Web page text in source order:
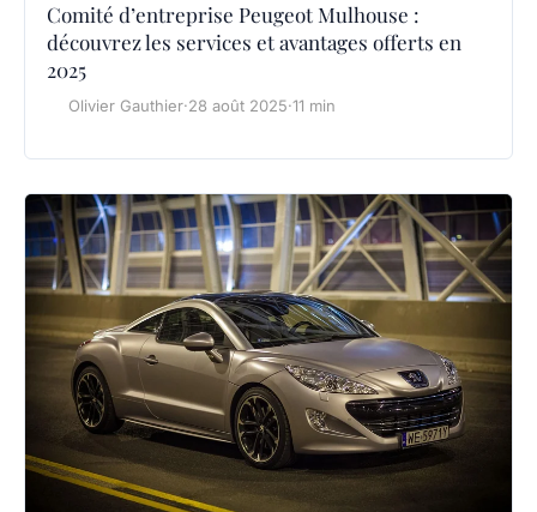
Comité d’entreprise Peugeot Mulhouse :
découvrez les services et avantages offerts en
2025
Olivier Gauthier·28 août 2025·11 min